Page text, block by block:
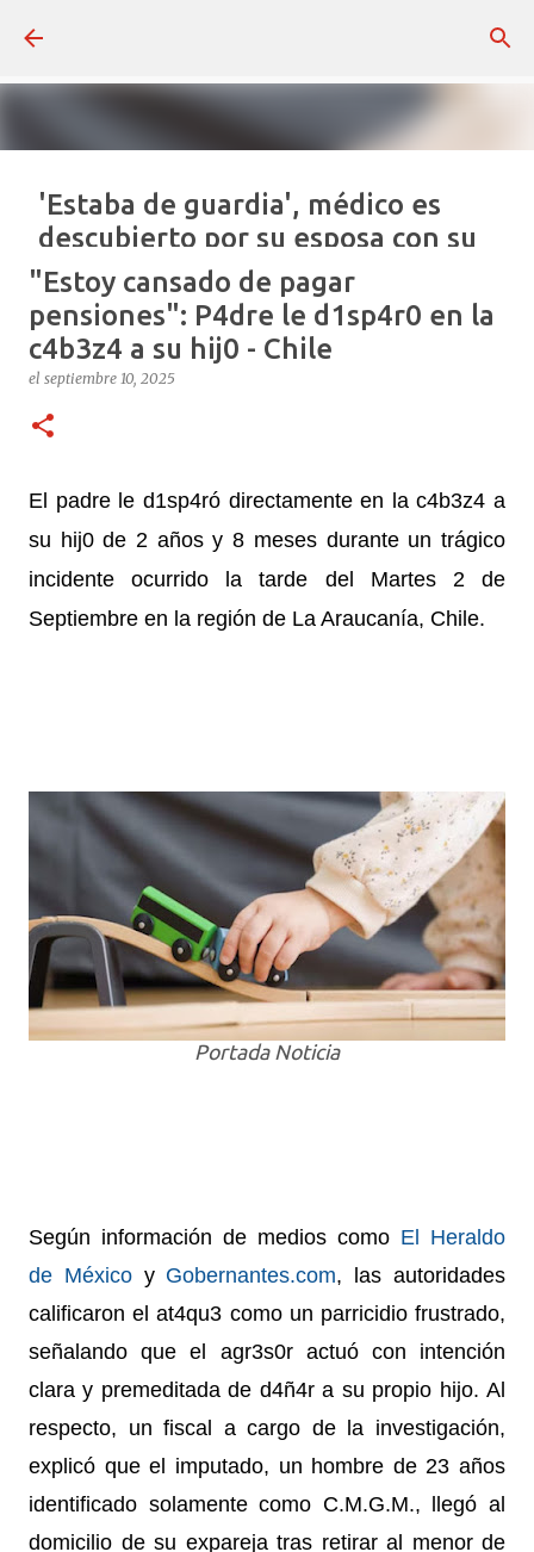
'Estaba de guardia', médico es
descubierto por su esposa con su
0tr4 familia - República
Dominicana
eljulio 16, 2026 REPÚBLICA DOMINICANA
0
"Estoy cansado de pagar
pensiones": P4dre le d1sp4r0 en la
c4b3z4 a su hij0 - Chile
el septiembre 10, 2025
El padre le d1sp4ró directamente en la c4b3z4 a
su hij0 de 2 años y 8 meses durante un trágico
incidente ocurrido la tarde del Martes 2 de
Septiembre en la región de La Araucanía, Chile.
Portada Noticia
Según información de medios como El Heraldo
de Méxicoy Gobernantes.com, las autoridades
calificaron el at4qu3 como un parricidio frustrado,
señalando que el agr3s0r actuó con intención
clara y premeditada de d4ñ4r a su propio hijo. Al
respecto, un fiscal a cargo de la investigación,
explicó que el imputado, un hombre de 23 años
identificado solamente como C.M.G.M., llegó al
domicilio de su expareja tras retirar al menor de